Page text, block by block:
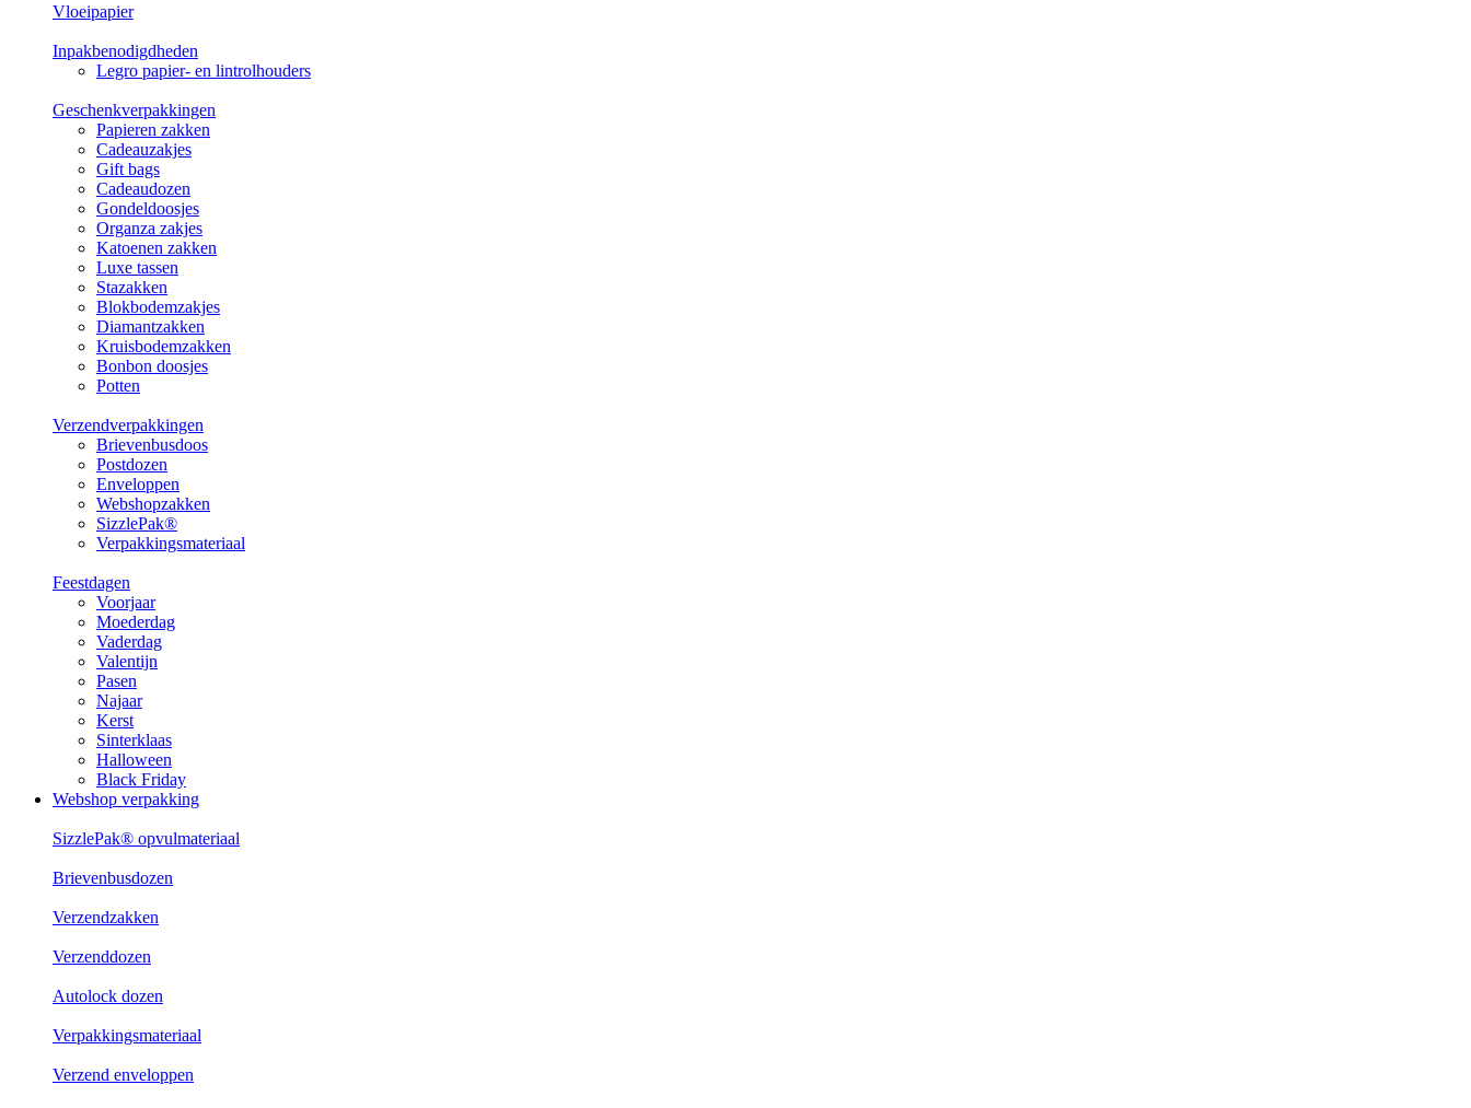
Vloeipapier
Inpakbenodigdheden
Legro papier- en lintrolhouders
Geschenkverpakkingen
Papieren zakken
Cadeauzakjes
Gift bags
Cadeaudozen
Gondeldoosjes
Organza zakjes
Katoenen zakken
Luxe tassen
Stazakken
Blokbodemzakjes
Diamantzakken
Kruisbodemzakken
Bonbon doosjes
Potten
Verzendverpakkingen
Brievenbusdoos
Postdozen
Enveloppen
Webshopzakken
SizzlePak®
Verpakkingsmateriaal
Feestdagen
Voorjaar
Moederdag
Vaderdag
Valentijn
Pasen
Najaar
Kerst
Sinterklaas
Halloween
Black Friday
Webshop verpakking
SizzlePak® opvulmateriaal
Brievenbusdozen
Verzendzakken
Verzenddozen
Autolock dozen
Verpakkingsmateriaal
Verzend enveloppen